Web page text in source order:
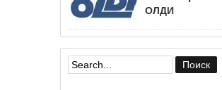
ОЛДИ
Форма поиска